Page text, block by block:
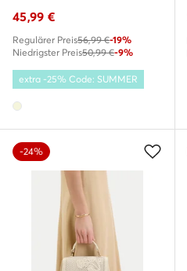
45,99 €
Regulärer Preis56,99 €-19%
Niedrigster Preis50,99 €-9%
extra -25% Code: SUMMER
-24%